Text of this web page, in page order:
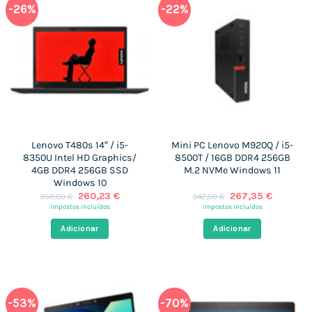
-26%
Lenovo T480s 14″ / i5-
8350U Intel HD Graphics/
4GB DDR4 256GB SSD
Windows 10
350,00€
O
preço
era:
350,00 €.
260,23 €O
impostos incluídos
Adicionar
-22%
Mini PC Lenovo M920Q / i5-
8500T / 16GB DDR4 256GB
M.2 NVMe Windows 11
342,00€
O
preço
era:
342,00 €.
267,35 €O
impostos incluídos
Adicionar
-53% -70%